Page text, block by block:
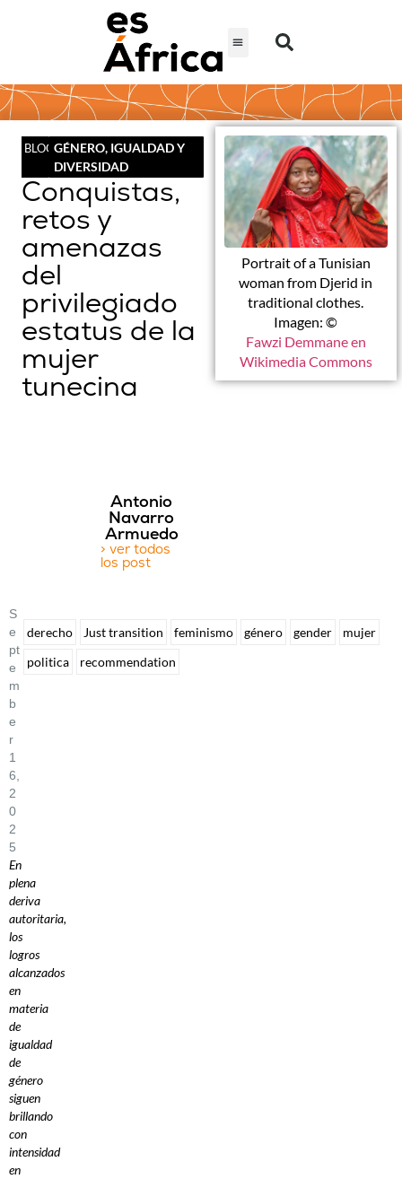
BLOGGÉNERO, IGUALDAD Y
DIVERSIDAD
Conquistas,
retos y
amenazas
del
privilegiado
estatus de la
mujer
tunecina
Portrait of a Tunisian
woman from Djerid in
traditional clothes.
Imagen: ©
Fawzi Demmane en
Wikimedia Commons
Antonio
Navarro
Armuedo
> ver todos
los post
S
E
Pt
E
M
B
E
R
1
6,
2
0
2
5
En
plena
deriva
autoritaria,
los
logros
alcanzados
en
materia
de
igualdad
de
género
siguen
brillando
con
intensidad
en
derecho Just transition feminismo género gender
mujer
politica
recommendation